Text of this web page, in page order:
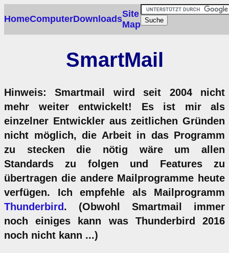
HomeComputerDownloadsSite
Map
SmartMail
Hinweis: Smartmail wird seit 2004 nicht
mehr weiter entwickelt! Es ist mir als
einzelner Entwickler aus zeitlichen Gründen
nicht möglich, die Arbeit in das Programm
zu stecken die nötig wäre um allen
Standards zu folgen und Features zu
übertragen die andere Mailprogramme heute
verfügen. Ich empfehle als Mailprogramm
Thunderbird. (Obwohl Smartmail immer
noch einiges kann was Thunderbird 2016
noch nicht kann ...)